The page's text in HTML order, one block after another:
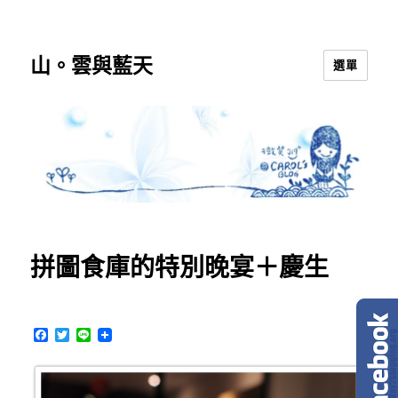
山。雲與藍天 選單
拼圖食庫的特別晚宴＋慶生
F
c
e
T
i
t
L
n
e